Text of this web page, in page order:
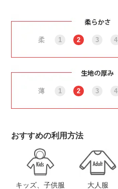
柔 1 2 3 4
薄 1 2 3 4
おすすめの利用方法
キッズ、子供服 大人服